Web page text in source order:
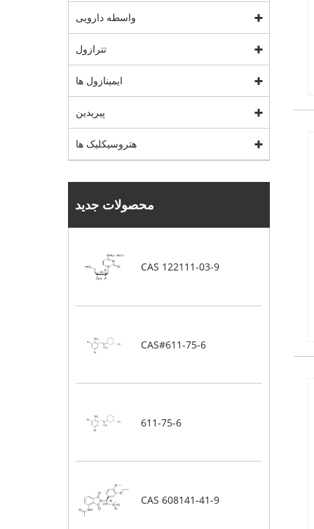
واسطه دارویی
تترازول
ایمینازول ها
پیریدین
هتروسیکلیک ها
محصولات جدید
CAS 122111-03-9
CAS#611-75-6
611-75-6
CAS 608141-41-9